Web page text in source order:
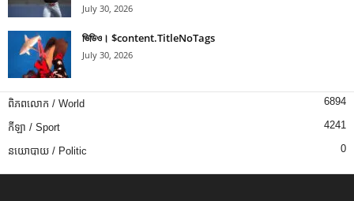
July 30, 2026
ভিডিও। $content.TitleNoTags
July 30, 2026
ពិភពលោក / World 6894
កីឡា / Sport 4241
នយោបាយ / Politic 0